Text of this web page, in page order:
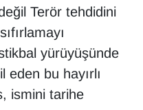
Terör tehdidini
yürüyüşünde
eden bu hayırlı
ismini tarihe